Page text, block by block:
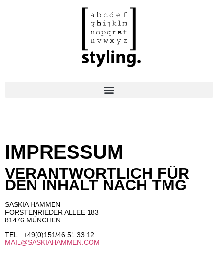
IMPRESSUM
VERANTWORTLICH FÜR
DEN INHALT NACH TMG
SASKIA HAMMEN
FORSTENRIEDER ALLEE 183
81476 MÜNCHEN
TEL.: +49(0)151/46 51 33 12
MAIL@SASKIAHAMMEN.COM